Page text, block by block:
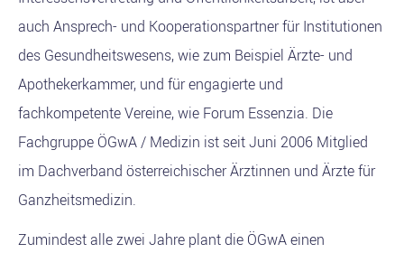
auch Ansprech- und Kooperationspartner für Institutionen
des Gesundheitswesens, wie zum Beispiel Ärzte- und
Apothekerkammer, und für engagierte und
fachkompetente Vereine, wie Forum Essenzia. Die
Fachgruppe ÖGwA / Medizin ist seit Juni 2006 Mitglied
im Dachverband österreichischer Ärztinnen und Ärzte für
Ganzheitsmedizin.
Zumindest alle zwei Jahre plant die ÖGwA einen